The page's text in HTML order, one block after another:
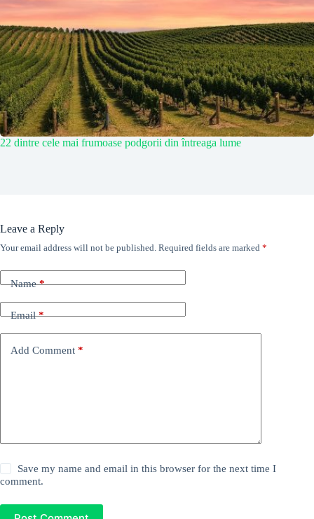
22 dintre cele mai frumoase podgorii din întreaga lume
Leave a Reply
Your email address will not be published. Required fields are marked *
Name*
Email*
Add Comment *
Save my name and email in this browser for the next time I
comment.